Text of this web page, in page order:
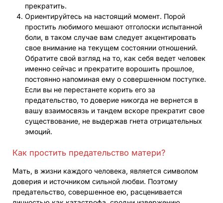
прекратить.
Ориентируйтесь на настоящий момент. Порой
простить любимого мешают отголоски испытанной
боли, в таком случае вам следует акцентировать
свое внимание на текущем состоянии отношений.
Обратите свой взгляд на то, как себя ведет человек
именно сейчас и прекратите ворошить прошлое,
постоянно напоминая ему о совершенном поступке.
Если вы не перестанете корить его за
предательство, то доверие никогда не вернется в
вашу взаимосвязь и тандем вскоре прекратит свое
существование, не выдержав гнета отрицательных
эмоций.
Как простить предательство матери?
Мать, в жизни каждого человека, является символом
доверия и источником сильной любви. Поэтому
предательство, совершенное ею, расценивается